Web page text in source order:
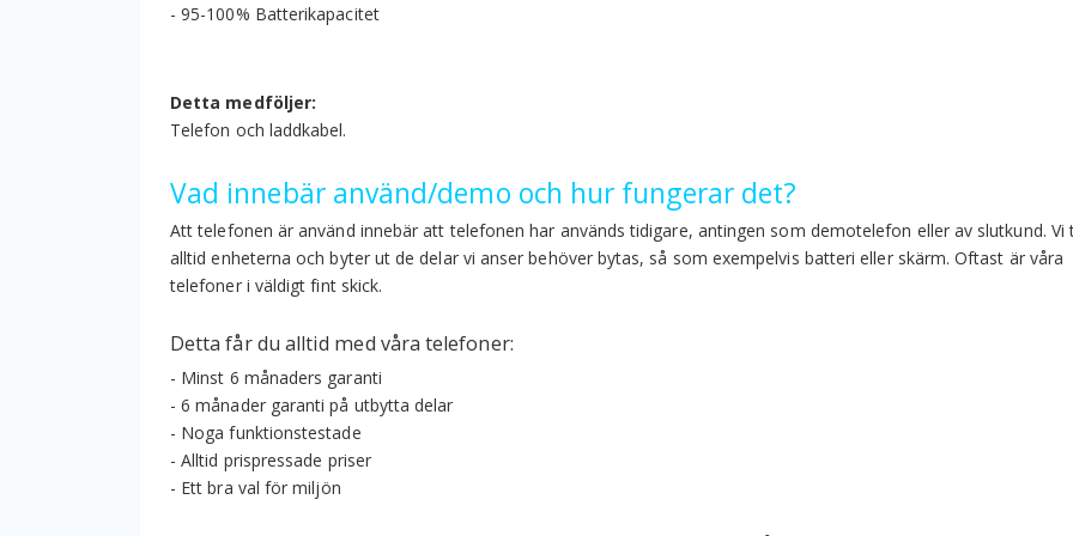
- 95-100% Batterikapacitet
Detta medföljer:
Telefon och laddkabel.
Vad innebär använd/demo och hur fungerar det?
Att telefonen är använd innebär att telefonen har används tidigare, antingen som demotelefon eller av slutkund. Vi
alltid enheterna och byter ut de delar vi anser behöver bytas, så som exempelvis batteri eller skärm. Oftast är våra
telefoner i väldigt fint skick.
Detta får du alltid med våra telefoner:
- Minst 6 månaders garanti
- 6 månader garanti på utbytta delar
- Noga funktionstestade
- Alltid prispressade priser
- Ett bra val för miljön